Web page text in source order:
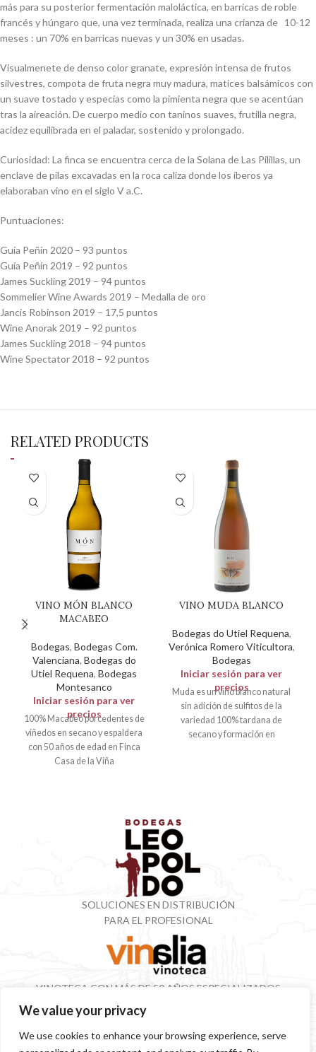
We value your privacy
We use cookies to enhance your browsing experience, serve
más para su posterior fermentación maloláctica, en barricas de roble
francés y húngaro que, una vez terminada, realiza una crianza de 10-12
meses : un 70% en barricas nuevas y un 30% en usadas.
Visualmenete de denso color granate, expresión intensa de frutos
silvestres, compota de fruta negra muy madura, matices balsámicos con
un suave tostado y especias como la pimienta negra que se acentúan
tras la aireación. De cuerpo medio con taninos suaves, frutilla negra,
acidez equilibrada en el paladar, sostenido y prolongado.
Curiosidad: La finca se encuentra cerca de la Solana de Las Pilillas, un
enclave de pilas excavadas en la roca caliza donde los íberos ya
elaboraban vino en el siglo V a.C.
Puntuaciones:
Guía Peñín 2020 – 93 puntos
Guía Peñín 2019 – 92 puntos
James Suckling 2019 – 94 puntos
Sommelier Wine Awards 2019 – Medalla de oro
Jancis Robinson 2019 – 17,5 puntos
Wine Anorak 2019 – 92 puntos
James Suckling 2018 – 94 puntos
Wine Spectator 2018 – 92 puntos
RELATED PRODUCTS
VINO MÓN BLANCO
MACABEO
Bodegas, Bodegas Com.
Valenciana, Bodegas do
Utiel Requena,Bodegas
Montesanco
Iniciar sesión para ver
precios
100% Macabeo porcedentes de
viñedos en secano y espaldera
con 50 años de edad en Finca
Casa de la Viña
VINO MUDA BLANCO
Bodegas do Utiel Requena,
Verónica Romero Viticultora,
Bodegas
Iniciar sesión para ver
precios
Muda es un vino blanco natural
sin adición de sulfitos de la
variedad 100% tardana de
secano y formación en
SOLUCIONES EN DISTRIBUCIÓN
PARA EL PROFESIONAL
VINOTECA CON MÁS DE 50 AÑOS ESPECIALIZADOS
EN VINOS Y DESTILADOS